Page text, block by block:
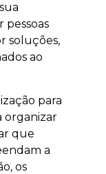
pessoas
soluções,
ao
para
organizar
que
a
os